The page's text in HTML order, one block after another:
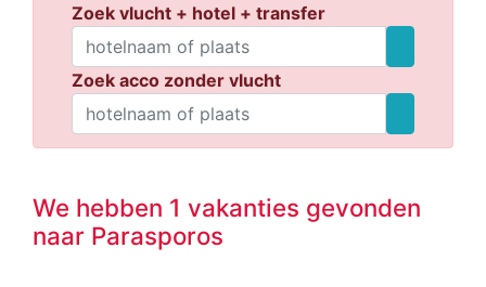
Zoek vlucht + hotel + transfer
Zoek acco zonder vlucht
We hebben 1 vakanties gevonden
naar Parasporos